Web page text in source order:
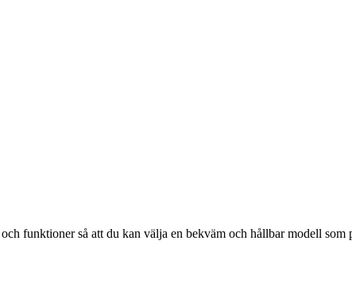
funktioner så att du kan välja en bekväm och hållbar modell som